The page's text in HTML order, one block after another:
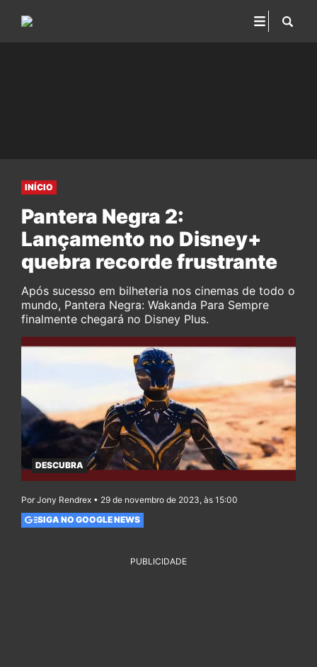
INÍCIO
Pantera Negra 2:
Lançamento no Disney+
quebra recorde frustrante
Após sucesso em bilheteria nos cinemas de todo o
mundo, Pantera Negra: Wakanda Para Sempre
finalmente chegará no Disney Plus.
DESCUBRA
Por Jony Rendrex • 29 de novembro de 2023, às 15:00
SIGA NO GOOGLE NEWS
PUBLICIDADE